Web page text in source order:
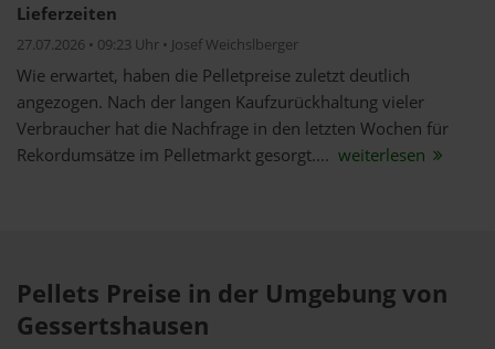
Lieferzeiten
27.07.2026 • 09:23 Uhr • Josef Weichslberger
Wie erwartet, haben die Pelletpreise zuletzt deutlich
angezogen. Nach der langen Kaufzurückhaltung vieler
Verbraucher hat die Nachfrage in den letzten Wochen für
Rekordumsätze im Pelletmarkt gesorgt.... weiterlesen
Pellets Preise in der Umgebung von
Gessertshausen